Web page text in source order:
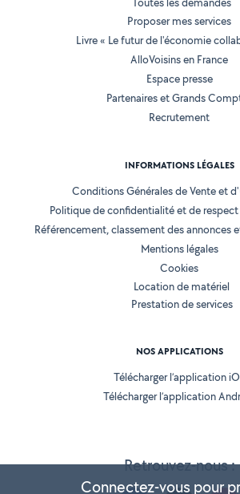
Retrouvez-nous :
Proposer mes services
Livre « Le futur de l'économie
AlloVoisins en France
Espace presse
Partenaires et Grands
Recrutement
INFORMATIONS LÉGALES
Conditions Générales de Vente et
Politique de confidentialité et de respect
Référencement, classement des annonces
Mentions légales
Cookies
Location de matériel
Prestation de services
NOS APPLICATIONS
Télécharger l’application
Télécharger l’application
Connectez-vous pour